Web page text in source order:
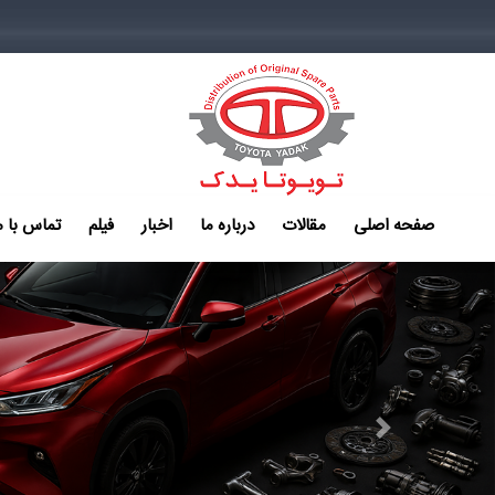
صفحه اصلی مقالات درباره ما اخبار فیلم تماس با
Next